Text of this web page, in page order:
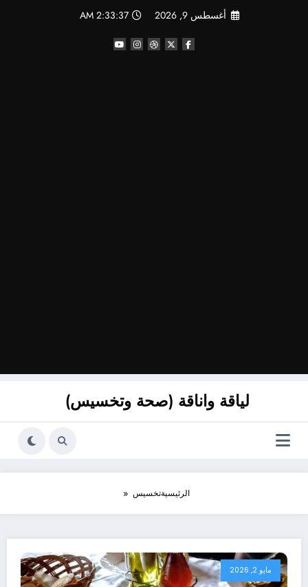
أغسطس 9, 2026 2:33:38 AM
لياقة واناقة (صحة وتخسيس)
الرئيسيةتخسيس
مايو 2, 2026